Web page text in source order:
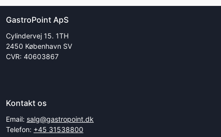
GastroPoint ApS
Cylindervej 15. 1TH
2450 København SV
CVR: 40603867
Kontakt os
Email: salg@gastropoint.dk
Telefon: +45 31538800